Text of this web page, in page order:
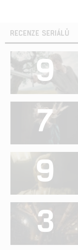
RECENZE SERIÁLŮ
9
7
9
3